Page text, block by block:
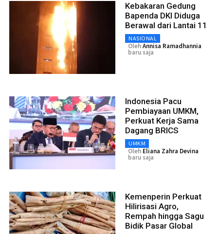
Kebakaran Gedung
Bapenda DKI Diduga
Berawal dari Lantai 11
NASIONAL
OlehAnnisa Ramadhannia
baru saja
Indonesia Pacu
Pembiayaan UMKM,
Perkuat Kerja Sama
Dagang BRICS
UMKM
Oleh Eliana Zahra Devina
baru saja
Kemenperin Perkuat
Hilirisasi Agro,
Rempah hingga Sagu
Bidik Pasar Global